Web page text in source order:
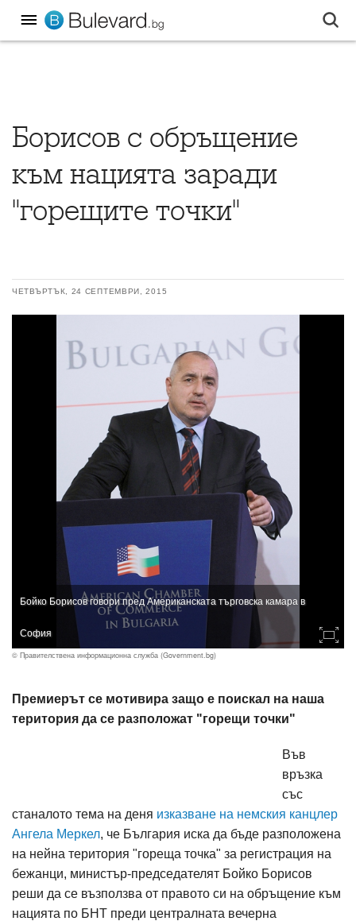
Борисов с обръщение
към нацията заради
"горещите точки"
ЧЕТВЪРТЪК, 24 СЕПТЕМВРИ, 2015
Бойко Борисов говори пред Американската търговска камара в
София
© Правителствена информационна служба (Government.bg)
Премиерът се мотивира защо е поискал на наша
територия да се разположат "горещи точки"
Във
връзка
със
станалото тема на деня изказване на немския канцлер
Ангела Меркел, че България иска да бъде разположена
на нейна територия "гореща точка" за регистрация на
бежанци, министър-председателят Бойко Борисов
реши да се възползва от правото си на обръщение към
нацията по БНТ преди централната вечерна